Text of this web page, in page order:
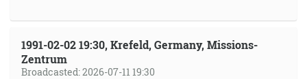
1991-02-02 19:30, Krefeld, Germany, Missions-
Zentrum
Broadcasted: 2026-07-11 19:30